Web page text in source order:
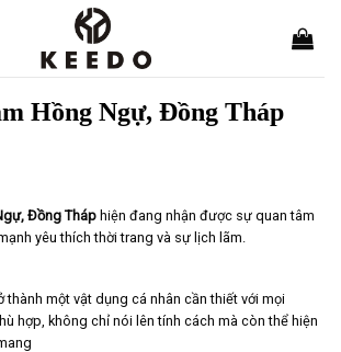
Hồng Ngự, Đồng Tháp
Đồng Tháp hiện đang nhận được sự quan tâm
yêu thích thời trang và sự lịch lãm.
thành một vật dụng cá nhân cần thiết với mọi
hợp, không chỉ nói lên tính cách mà còn thể hiện